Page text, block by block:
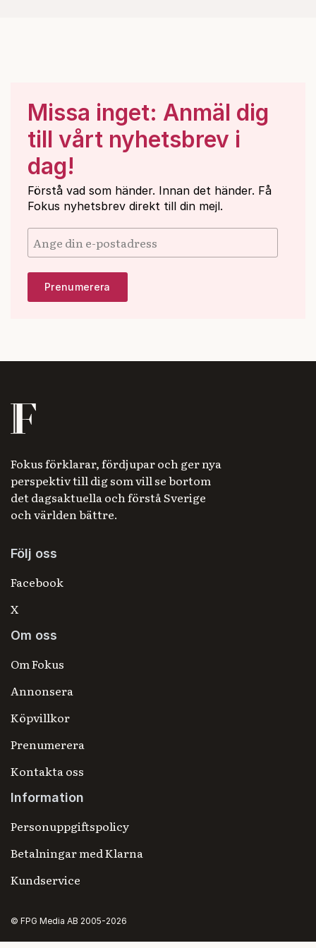
Missa inget: Anmäl dig
till vårt nyhetsbrev i
dag!
Förstå vad som händer. Innan det händer. Få
Fokus nyhetsbrev direkt till din mejl.
Fokus förklarar, fördjupar och ger nya
perspektiv till dig som vill se bortom
det dagsaktuella och förstå Sverige
och världen bättre.
Följ oss
Facebook
X
Om oss
Om Fokus
Annonsera
Köpvillkor
Prenumerera
Kontakta oss
Information
Personuppgiftspolicy
Betalningar med Klarna
Kundservice
© FPG Media AB 2005-2026